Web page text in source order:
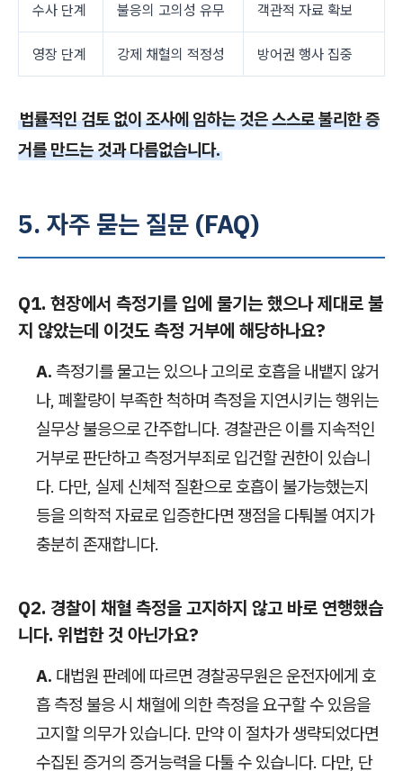
수사 단계 불응의 고의성 유무 객관적 자료 확보
영장 단계 강제 채혈의 적정성 방어권 행사 집중
법률적인 검토 없이 조사에 임하는 것은 스스로 불리한 증
거를 만드는 것과 다름없습니다.
5. 자주 묻는 질문 (FAQ)
Q1. 현장에서 측정기를 입에 물기는 했으나 제대로 불
지 않았는데 이것도 측정 거부에 해당하나요?
A. 측정기를 물고는 있으나 고의로 호흡을 내뱉지 않거
나, 폐활량이 부족한 척하며 측정을 지연시키는 행위는
실무상 불응으로 간주합니다. 경찰관은 이를 지속적인
거부로 판단하고 측정거부죄로 입건할 권한이 있습니
다. 다만, 실제 신체적 질환으로 호흡이 불가능했는지
등을 의학적 자료로 입증한다면 쟁점을 다퉈볼 여지가
충분히 존재합니다.
Q2. 경찰이 채혈 측정을 고지하지 않고 바로 연행했습
니다. 위법한 것 아닌가요?
A. 대법원 판례에 따르면 경찰공무원은 운전자에게 호
흡 측정 불응 시 채혈에 의한 측정을 요구할 수 있음을
고지할 의무가 있습니다. 만약 이 절차가 생략되었다면
수집된 증거의 증거능력을 다툴 수 있습니다. 다만, 단